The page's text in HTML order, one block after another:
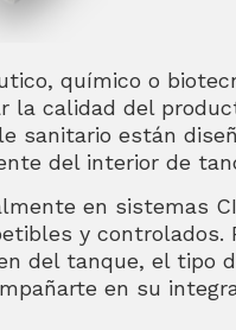
químico o
la calidad del
sanitario están
del interior de
en sistemas
y controlados.
del tanque, el tipo
en su